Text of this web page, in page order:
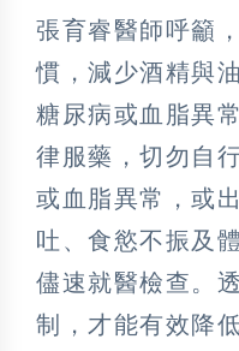
張育睿醫師呼籲
慣，減少酒精與
糖尿病或血脂異
律服藥，切勿自
或血脂異常，或
吐、食慾不振及
儘速就醫檢查。
制，才能有效降